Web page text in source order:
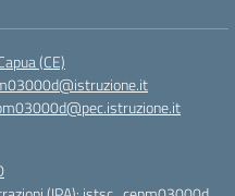
(CE)